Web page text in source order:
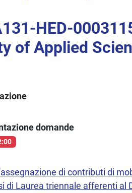
HED-
of Applied
domande
di contributi di
di Laurea triennale afferenti al